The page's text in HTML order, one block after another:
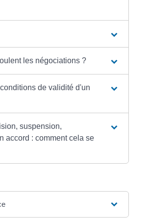
les négociations ?
de validité d'un
suspension,
accord : comment cela se